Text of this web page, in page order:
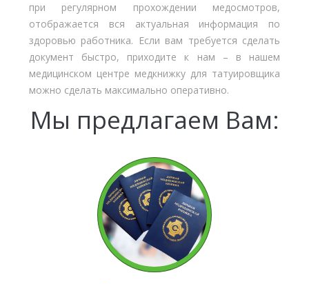
при регулярном прохождении медосмотров,
отображается вся актуальная информация по
здоровью работника. Если вам требуется сделать
документ быстро, приходите к нам – в нашем
медицинском центре медкнижку для татуировщика
можно сделать максимально оперативно.
Мы предлагаем Вам: